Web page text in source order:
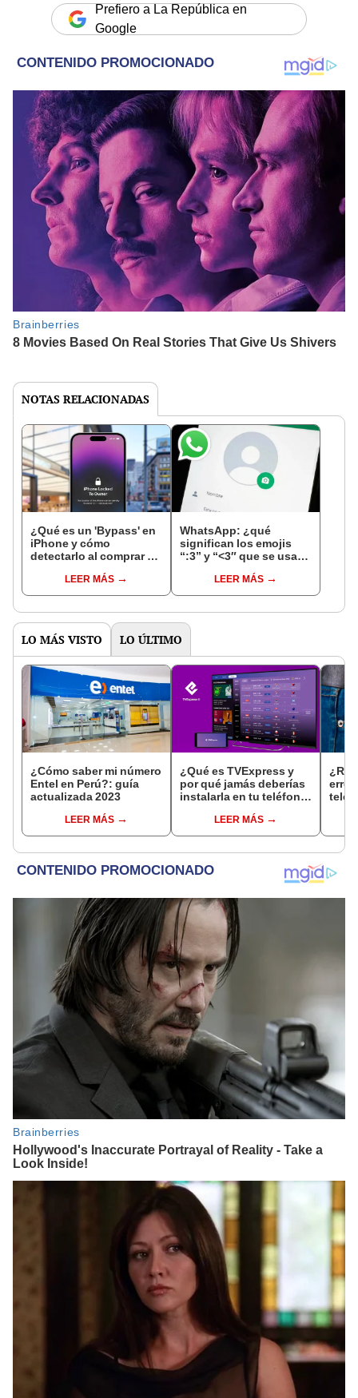
Prefiero a La República en
Google
NOTAS RELACIONADAS
¿Qué es un 'Bypass' en
iPhone y cómo
detectarlo al comprar un
LEER MÁS
WhatsApp: ¿qué
significan los emojis
“:3” y “<3″ que se usan
LEER MÁS
LO MÁS VISTO LO ÚLTIMO
¿Cómo saber mi número
Entel en Perú?: guía
actualizada 2023
LEER MÁS
¿Qué es TVExpress y
por qué jamás deberías
instalarla en tu teléfono
LEER MÁS
error